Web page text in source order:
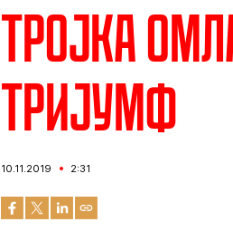
Тројка
тријумф
10.11.2019 2:31